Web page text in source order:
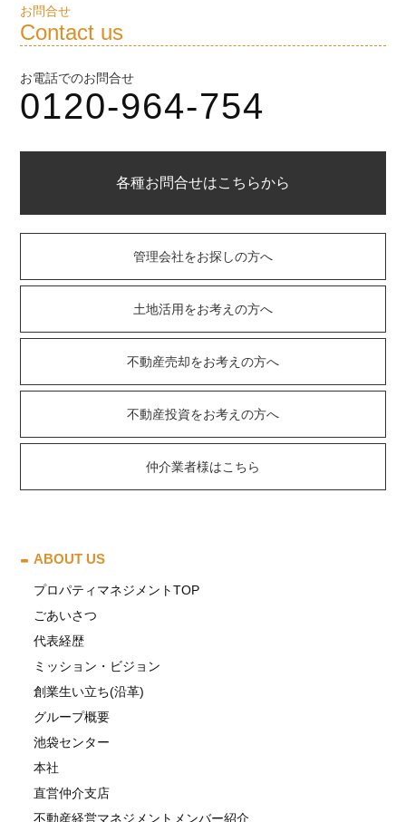
お問合せ
Contact us
お電話でのお問合せ
0120-964-754
各種お問合せはこちらから
管理会社をお探しの方へ
土地活用をお考えの方へ
不動産売却をお考えの方へ
不動産投資をお考えの方へ
仲介業者様はこちら
ABOUT US
プロパティマネジメントTOP
ごあいさつ
代表経歴
ミッション・ビジョン
創業生い立ち(沿革)
グループ概要
池袋センター
本社
直営仲介支店
不動産経営マネジメントメンバー紹介